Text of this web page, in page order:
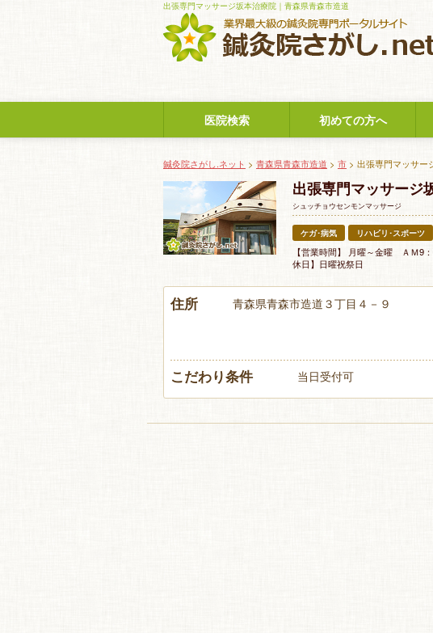
出張専門マッサージ坂本治療院｜青森県青森市造道
医院検索 初めての方へ
鍼灸院さがし.ネット > 青森県青森市造道 > 市 > 出張専門マッサー
出張専門マッサージ
シュッチョウセンモンマッサージ
ケガ･病気 リハビリ･スポーツ
【営業時間】 月曜～金曜 ＡＭ
休日】日曜祝祭日
住所 青森県青森市造道３丁目４－９
こだわり条件 当日受付可